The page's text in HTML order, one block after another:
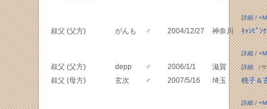
詳細/
叔父 (父方) がんも ♂ 2004/12/27 神奈川 ｷｬﾝﾋﾟﾝ
詳細/
叔父 (父方) depp ♂ 2006/1/1 滋賀 詳細（サ
叔父 (母方) 玄次 ♂ 2007/5/16 埼玉 桃子＆
詳細/